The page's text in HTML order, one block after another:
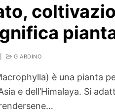
GIARDINO
è una pianta
e dell’Himalaya. Si